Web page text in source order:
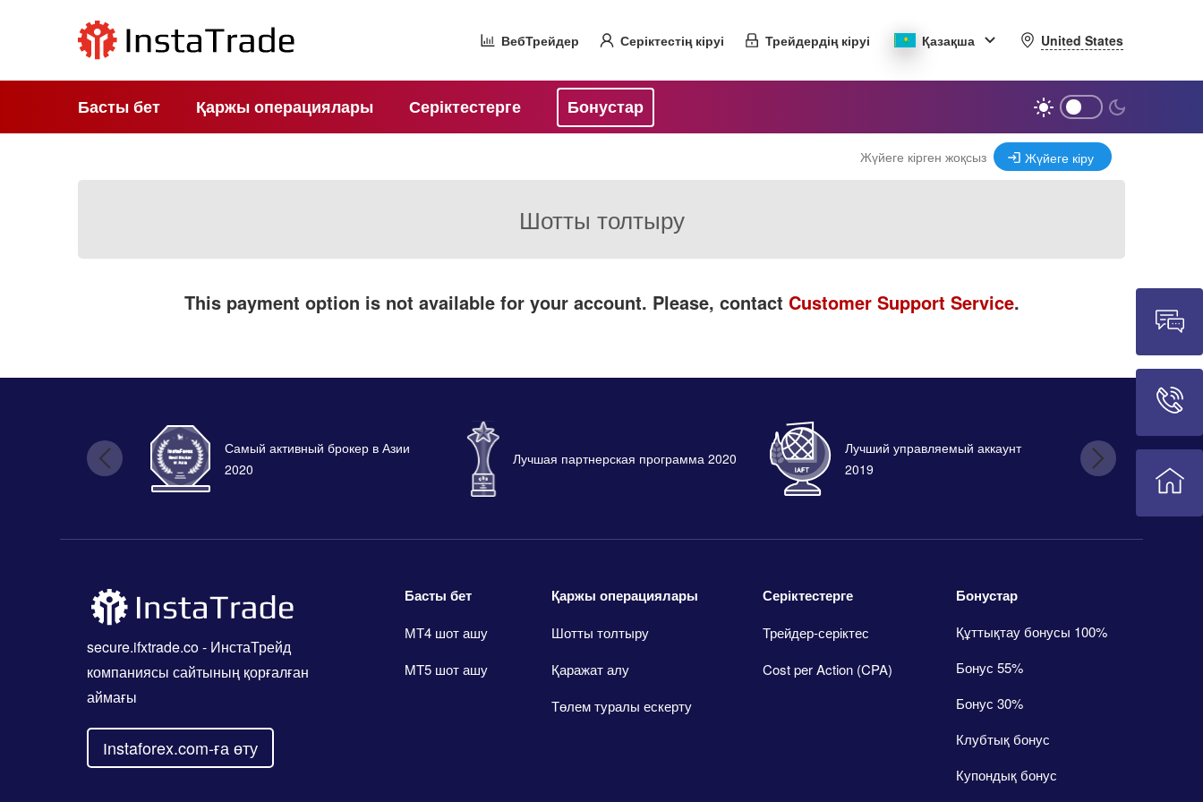
ВебТрейдер Серіктестің кіруі Трейдердің кіруі Қазақша United States
Басты бет Қаржы операциялары Серіктестерге Бонустар
Жүйеге кірген жоқсыз Жүйеге кіру
Шотты толтыру
This payment option is not available for your account. Please, contact Customer Support Service.
Самый активный брокер в Азии
2020
Лучшая партнерская программа 2020
Лучший управляемый аккаунт
2019
secure.ifxtrade.co- ИнстаТрейд
компаниясы сайтының қорғалған
аймағы
Іnstaforex.com-ға өту
Басты бет
МТ4 шот ашу
MT5 шот ашу
Қаржы операциялары
Шотты толтыру
Қаражат алу
Төлем туралы ескерту
Серіктестерге
Трейдер-серіктес
Cost per Action (CPA)
Бонустар
Құттықтау бонусы 100%
Бонус 55%
Бонус 30%
Клубтық бонус
Купондық бонус